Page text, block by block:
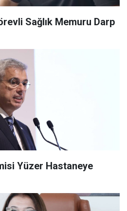
Sağlık Memuru Darp
Yüzer Hastaneye